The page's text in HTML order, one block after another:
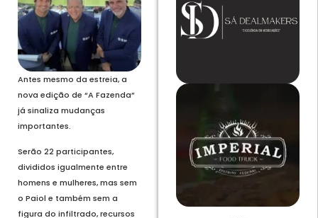
Antes mesmo da estreia, a
nova edição de “A Fazenda”
já sinaliza mudanças
importantes.
Serão 22 participantes,
divididos igualmente entre
homens e mulheres, mas sem
o Paiol e também sem a
figura do infiltrado, recursos